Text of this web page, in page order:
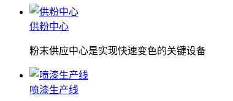
供粉中心
粉末供应中心是实现快速变色的关键设备
喷漆生产线